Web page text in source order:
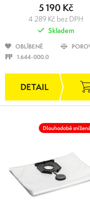
5 190 Kč
4 289 Kč bez DPH
Skladem
OBLÍBENÉ
1.644-000.0
Dlouhodobě